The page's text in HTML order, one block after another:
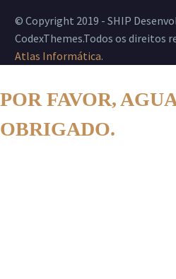
© Copyright 2019 - SHIP
CodexThemes.Todos os direitos
Atlas Informática.
POR FAVOR,
OBRIGADO.